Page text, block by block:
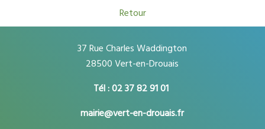
Retour
37 Rue Charles Waddington
28500 Vert-en-Drouais
Tél : 02 37 82 91 01
mairie@vert-en-drouais.fr